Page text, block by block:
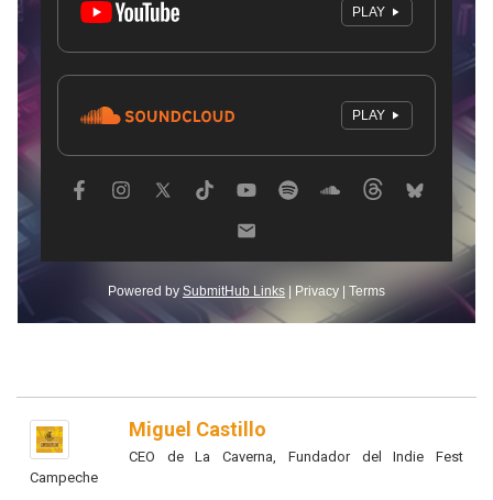
Miguel Castillo
CEO de La Caverna, Fundador del Indie Fest
Campeche